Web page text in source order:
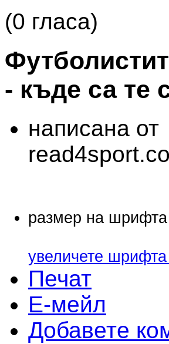
(0 гласа)
- къде са те
написана
размер на шрифта
увеличете шрифта
Печат
Е-мейл
Добавете